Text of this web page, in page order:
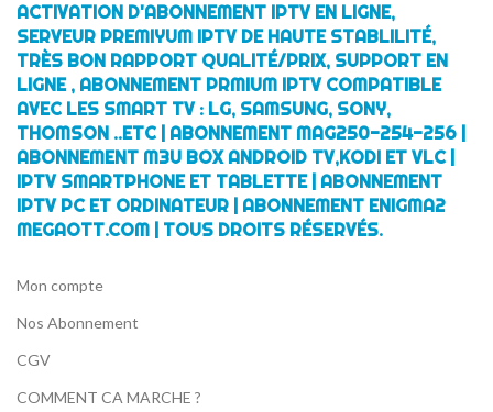
ACTIVATION D'ABONNEMENT IPTV EN LIGNE,
SERVEUR PREMIYUM IPTV DE HAUTE STABLILITÉ,
TRÈS BON RAPPORT QUALITÉ/PRIX, SUPPORT EN
LIGNE , ABONNEMENT PRMIUM IPTV COMPATIBLE
AVEC LES SMART TV : LG, SAMSUNG, SONY,
THOMSON ..ETC | ABONNEMENT MAG250-254-256 |
ABONNEMENT M3U BOX ANDROID TV,KODI ET VLC |
IPTV SMARTPHONE ET TABLETTE | ABONNEMENT
IPTV PC ET ORDINATEUR | ABONNEMENT ENIGMA2
MEGAOTT.COM | TOUS DROITS RÉSERVÉS.
Mon compte
Nos Abonnement
CGV
COMMENT CA MARCHE ?